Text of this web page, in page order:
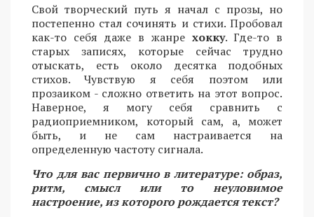
Свой творческий путь я начал с прозы, но
постепенно стал сочинять и стихи. Пробовал
как-то себя даже в жанре хокку. Где-то в
старых записях, которые сейчас трудно
отыскать, есть около десятка подобных
стихов. Чувствую я себя поэтом или
прозаиком - сложно ответить на этот вопрос.
Наверное, я могу себя сравнить с
радиоприемником, который сам, а, может
быть, и не сам настраивается на
определенную частоту сигнала.
Что для вас первично в литературе: образ,
ритм, смысл или то неуловимое
настроение, из которого рождается текст?